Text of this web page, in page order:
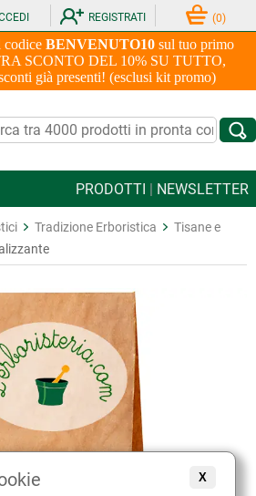
X
codice BENVENUTO10 sul tuo primo
SCONTO DEL 10% SU TUTTO,
già presenti! (esclusi kit promo)
REGISTRATI (0)
PRODOTTI | NEWSLETTER
Tradizione Erboristica
Tisane e